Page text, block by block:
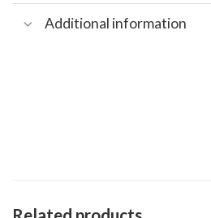
Additional information